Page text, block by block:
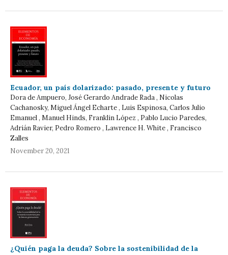
Ecuador, un país dolarizado: pasado, presente y futuro
Dora de Ampuero, José Gerardo Andrade Rada , Nicolas
Cachanosky, Miguel Ángel Echarte , Luis Espinosa, Carlos Julio
Emanuel , Manuel Hinds, Franklin López , Pablo Lucio Paredes,
Adrián Ravier, Pedro Romero , Lawrence H. White , Francisco
Zalles
November 20, 2021
¿Quién paga la deuda? Sobre la sostenibilidad de la